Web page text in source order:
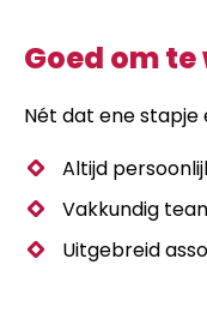
Goed om te
Nét dat ene stapje
Altijd
Vakkundig
Uitgebreid